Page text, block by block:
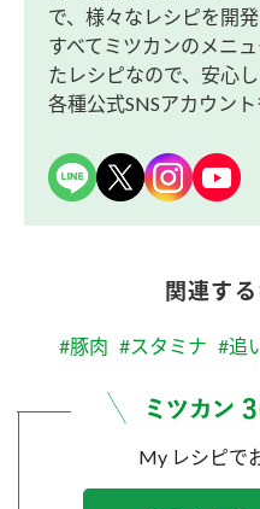
で、様々なレシピを開発
すべてミツカンのメニ
たレシピなので、安心
各種公式SNSアカウント
関連す
#豚肉 #スタミナ #追
My レシピで